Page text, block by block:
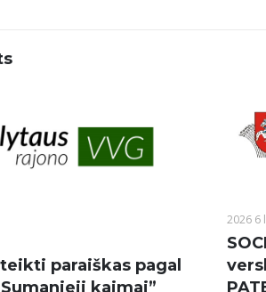
paraiškas pagal
kaimai”
2026 6